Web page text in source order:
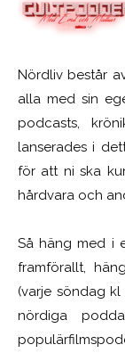
Nördliv består
alla med sin
podcasts,
lanserades i
för att ni ska
hårdvara och
Så häng med i
framförallt,
(varje söndag
nördiga